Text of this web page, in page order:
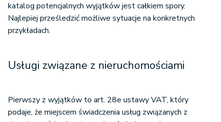
katalog potencjalnych wyjątków jest całkiem spory.
Najlepiej prześledzić możliwe sytuacje na konkretnych
przykładach.
Usługi związane z nieruchomościami
Pierwszy z wyjątków to art. 28e ustawy VAT, który
podaje, że miejscem świadczenia usług związanych z